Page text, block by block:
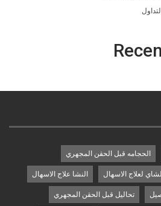
الحجامه قبل الحقن المجهري
الشاي لعلاج الاسهال النشا علاج الاسهال
تحاليل قبل الحقن المجهري